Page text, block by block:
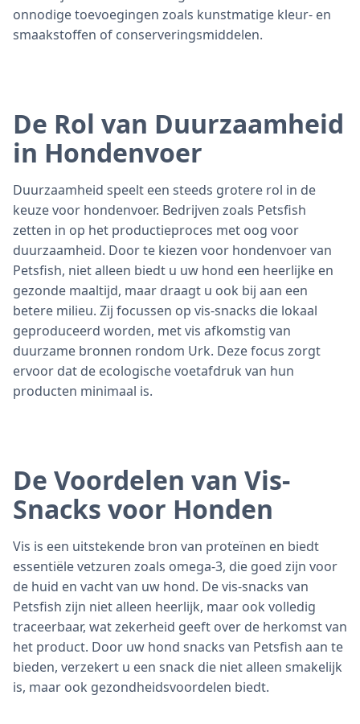
onnodige toevoegingen zoals kunstmatige kleur- en
smaakstoffen of conserveringsmiddelen.
De Rol van Duurzaamheid
in Hondenvoer
Duurzaamheid speelt een steeds grotere rol in de
keuze voor hondenvoer. Bedrijven zoals Petsfish
zetten in op het productieproces met oog voor
duurzaamheid. Door te kiezen voor hondenvoer van
Petsfish, niet alleen biedt u uw hond een heerlijke en
gezonde maaltijd, maar draagt u ook bij aan een
betere milieu. Zij focussen op vis-snacks die lokaal
geproduceerd worden, met vis afkomstig van
duurzame bronnen rondom Urk. Deze focus zorgt
ervoor dat de ecologische voetafdruk van hun
producten minimaal is.
De Voordelen van Vis-
Snacks voor Honden
Vis is een uitstekende bron van proteïnen en biedt
essentiële vetzuren zoals omega-3, die goed zijn voor
de huid en vacht van uw hond. De vis-snacks van
Petsfish zijn niet alleen heerlijk, maar ook volledig
traceerbaar, wat zekerheid geeft over de herkomst van
het product. Door uw hond snacks van Petsfish aan te
bieden, verzekert u een snack die niet alleen smakelijk
is, maar ook gezondheidsvoordelen biedt.